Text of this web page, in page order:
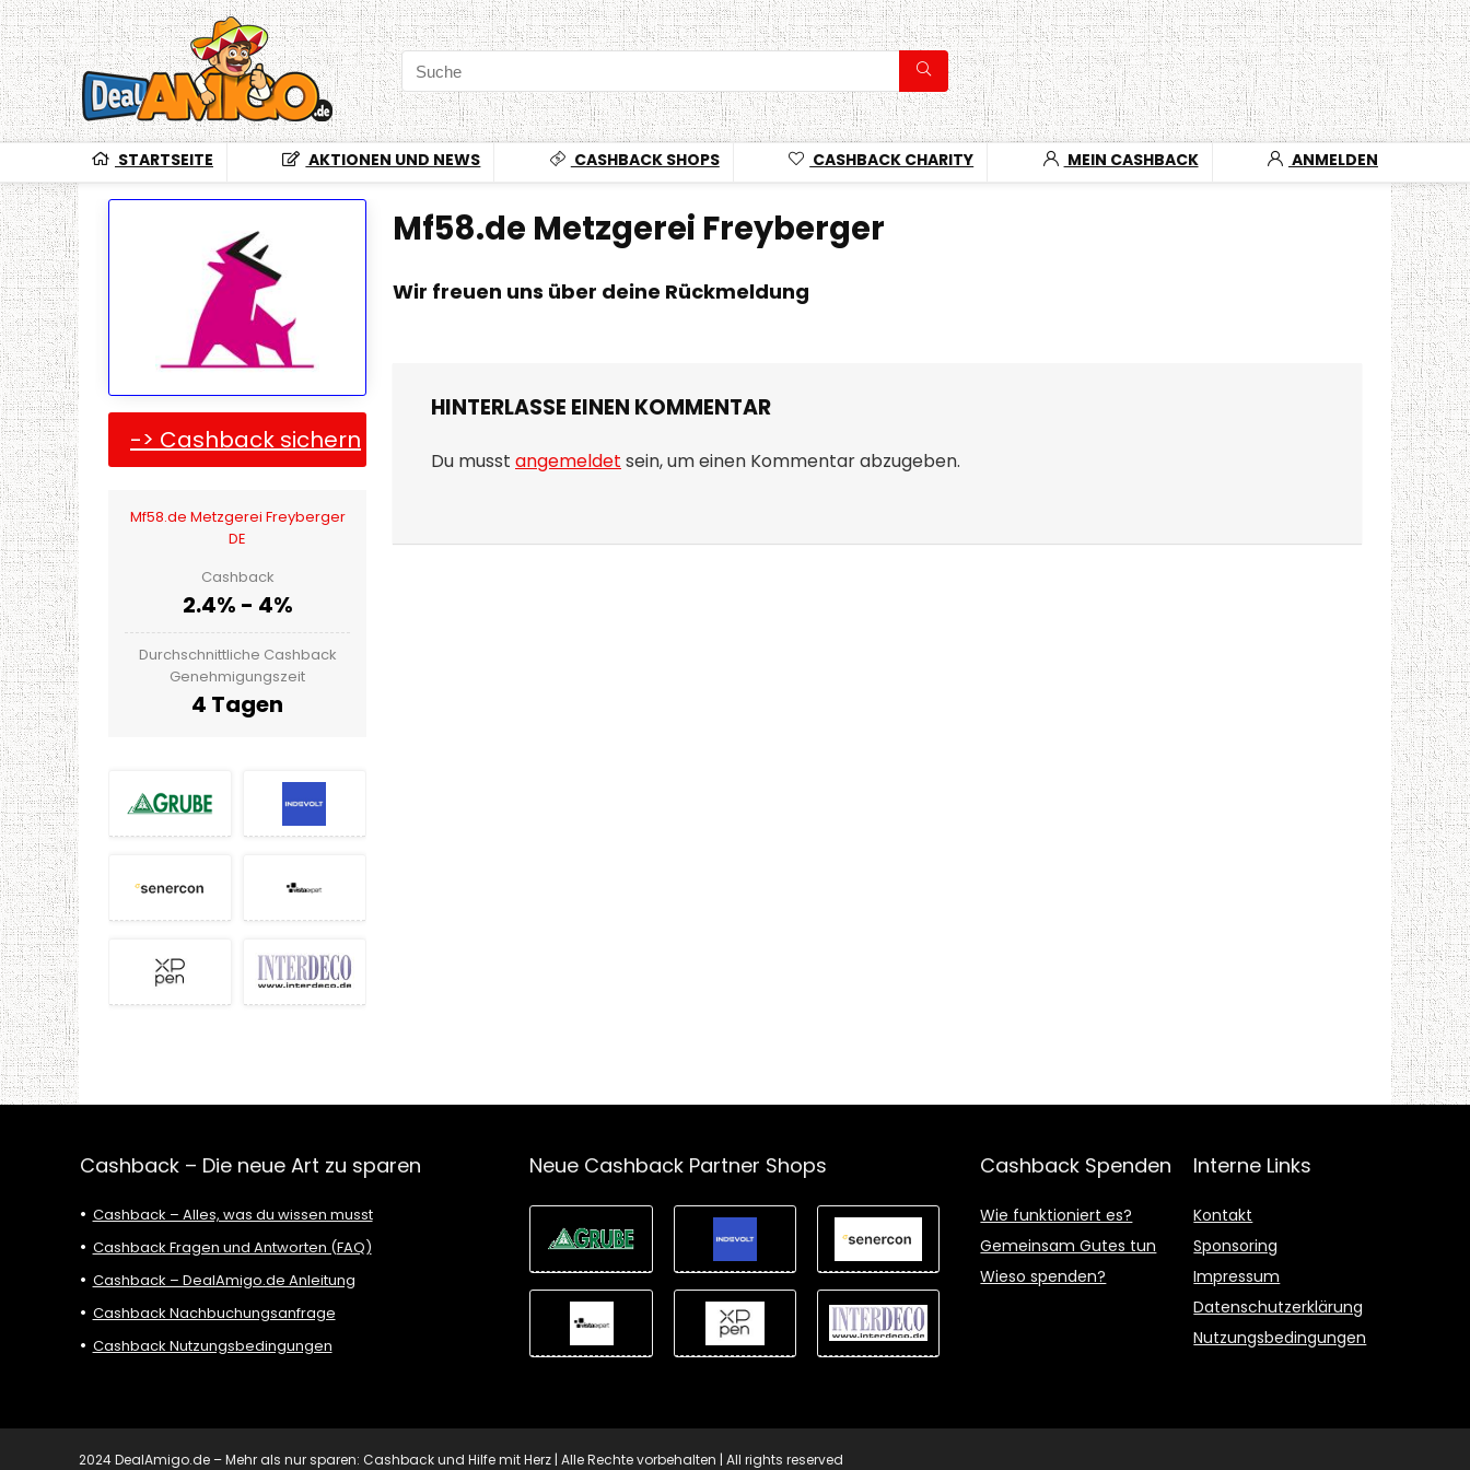
STARTSEITE AKTIONEN UND NEWS CASHBACK SHOPS CASHBACK CHARITY MEIN CASHBACK ANMELDEN
-> Cashback sichern
Mf58.de Metzgerei Freyberger
DE
Cashback
2.4% - 4%
Durchschnittliche Cashback
Genehmigungszeit
4 Tagen
Mf58.de Metzgerei Freyberger
Wir freuen uns über deine Rückmeldung
HINTERLASSE EINEN KOMMENTAR
Du musst angemeldet sein, um einen Kommentar abzugeben.
Cashback – Die neue Art zu sparen
Cashback – Alles, was du wissen musst
Cashback Fragen und Antworten (FAQ)
Cashback – DealAmigo.de Anleitung
Cashback Nachbuchungsanfrage
Cashback Nutzungsbedingungen
Neue Cashback Partner Shops Cashback Spenden
Wie funktioniert es?
Gemeinsam Gutes tun
Wieso spenden?
Interne Links
Kontakt
Sponsoring
Impressum
Datenschutzerklärung
Nutzungsbedingungen
2024 DealAmigo.de – Mehr als nur sparen: Cashback und Hilfe mit Herz | Alle Rechte vorbehalten | All rights reserved